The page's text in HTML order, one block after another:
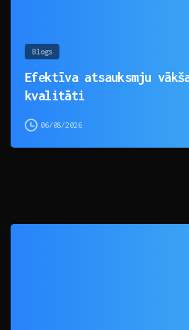
Blogs
Efektīva atsauksmju
kvalitāti
06/08/2026